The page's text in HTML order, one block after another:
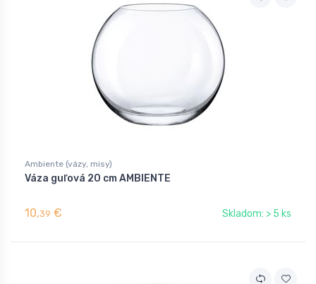
Ambiente (vázy, misy)
Váza guľová 20 cm AMBIENTE
10,39 € Skladom: > 5 ks